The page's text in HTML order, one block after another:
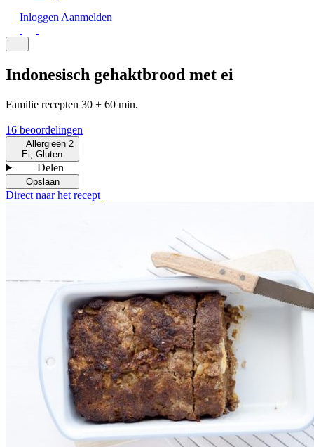
Inloggen Aanmelden
Indonesisch gehaktbrood met ei
Familie recepten 30 + 60 min.
16 beoordelingen
Allergieën 2
Ei, Gluten
Delen
Opslaan
Direct naar het recept